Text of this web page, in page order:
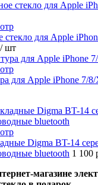
стекло для Apple
/ шт
для Apple iPhone 7/
Digma BT-14
bluetooth 1 100
магазине